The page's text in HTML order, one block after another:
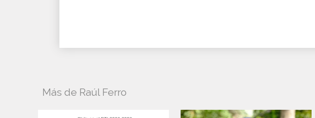
Más de Raúl Ferro